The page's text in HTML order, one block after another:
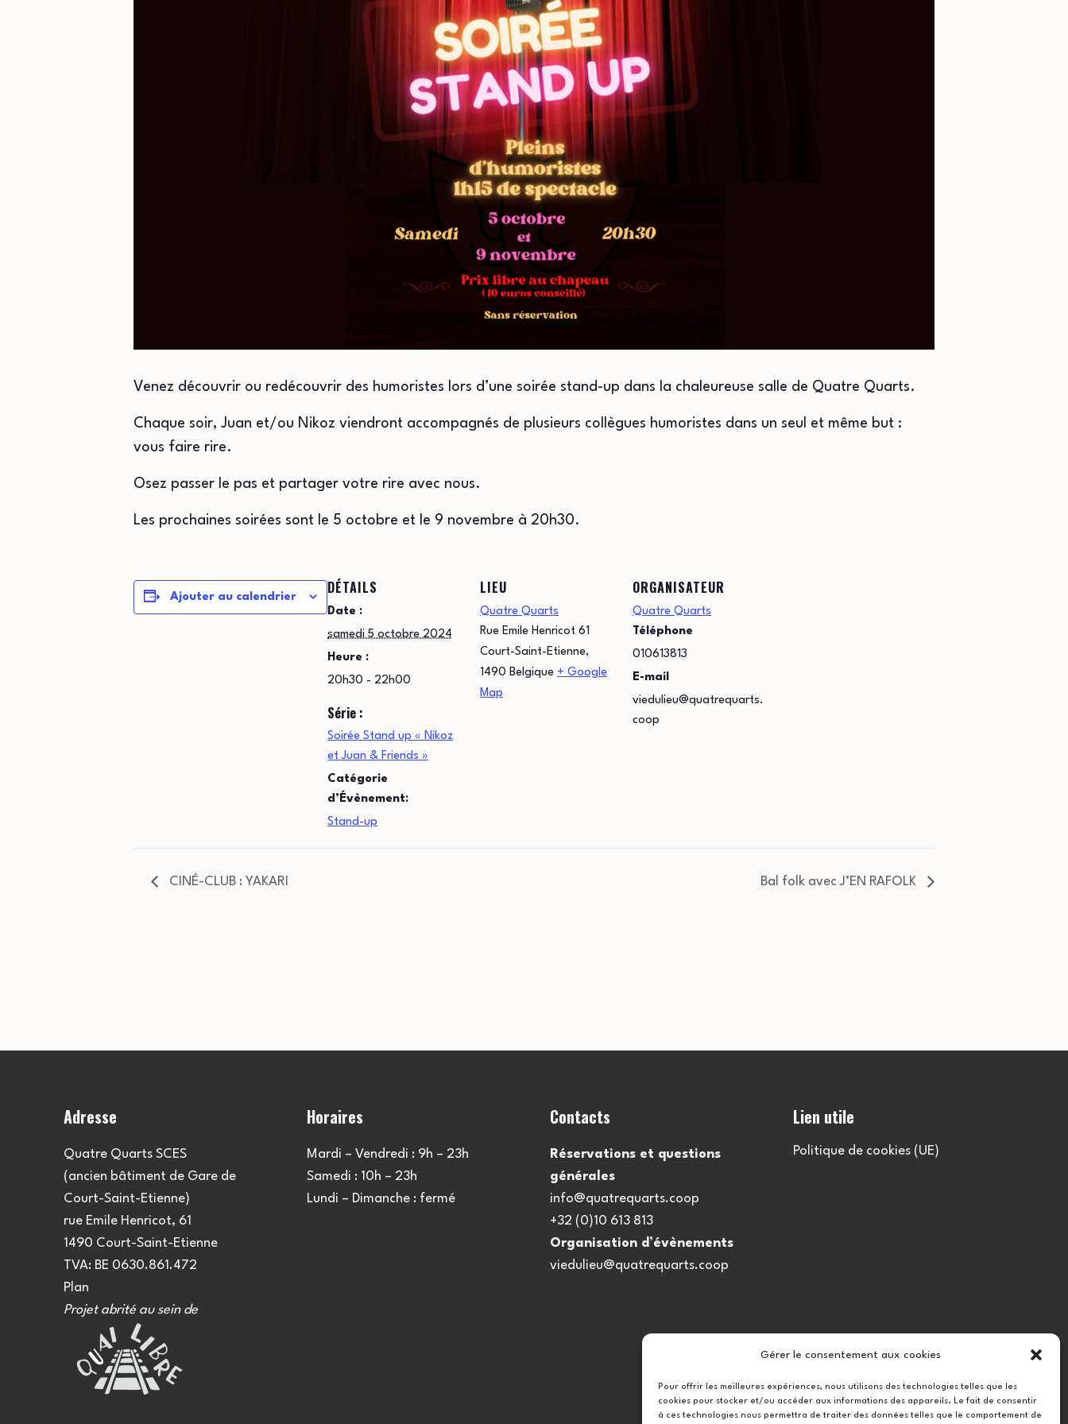
Gérer le consentement aux cookies
Pour offrir les meilleures expériences, nous utilisons des technologies telles que les
cookies pour stocker et/ou accéder aux informations des appareils. Le fait de consentir
à ces technologies nous permettra de traiter des données telles que le comportement de
Venez découvrir ou redécouvrir des humoristes lors d’une soirée stand-up dans la chaleureuse salle de Quatre Quarts.
Chaque soir, Juan et/ou Nikoz viendront accompagnés de plusieurs collègues humoristes dans un seul et même but :
vous faire rire.
Osez passer le pas et partager votre rire avec nous.
Les prochaines soirées sont le 5 octobre et le 9 novembre à 20h30.
Ajouter au calendrier
DÉTAILS
Date :
samedi 5 octobre 2024
Heure :
20h30 - 22h00
Série :
Soirée Stand up « Nikoz
et Juan & Friends »
Catégorie
d’Évènement:
Stand-up
LIEU
Quatre Quarts
Rue Emile Henricot 61
Court-Saint-Etienne,
1490 Belgique + Google
Map
ORGANISATEUR
Quatre Quarts
Téléphone
010613813
E-mail
viedulieu@quatrequarts.
coop
CINÉ-CLUB : YAKARI Bal folk avec J’EN RAFOLK
Adresse
Quatre Quarts SCES
(ancien bâtiment de Gare de
Court-Saint-Etienne)
rue Emile Henricot, 61
1490 Court-Saint-Etienne
TVA: BE 0630.861.472
Plan
Projet abrité au sein de
Horaires
Mardi – Vendredi : 9h – 23h
Samedi : 10h – 23h
Lundi – Dimanche : fermé
Contacts
Réservations et questions
générales
info@quatrequarts.coop
+32 (0)10 613 813
Organisation d’évènements
viedulieu@quatrequarts.coop
Lien utile
Politique de cookies (UE)